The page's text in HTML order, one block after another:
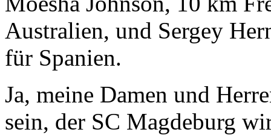
Australien, und Sergey
für Spanien.
Ja, meine Damen und
sein, der SC Magdeburg